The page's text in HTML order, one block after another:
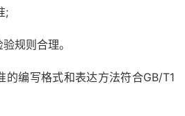
;
规则合理。
编写格式和表达方法符合GB/T1